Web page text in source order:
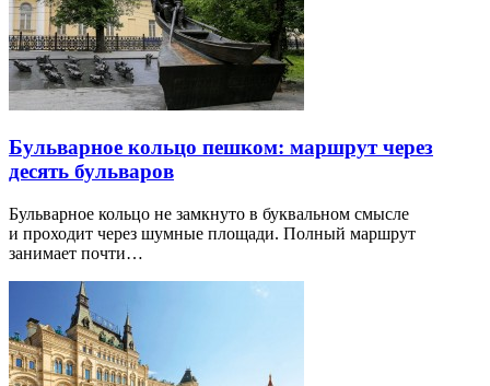
Бульварное кольцо пешком: маршрут через
десять бульваров
Бульварное кольцо не замкнуто в буквальном смысле
и проходит через шумные площади. Полный маршрут
занимает почти…